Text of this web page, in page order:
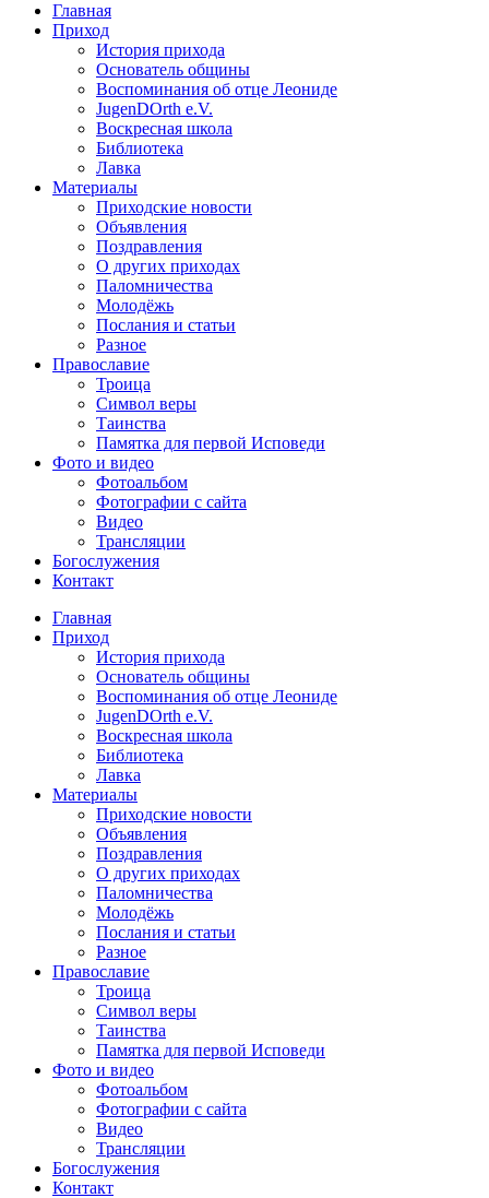
Главная
Приход
История прихода
Основатель общины
Воспоминания об отце Леониде
JugenDOrth e.V.
Воскресная школа
Библиотека
Лавка
Материалы
Приходские новости
Объявления
Поздравления
О других приходах
Паломничества
Молодёжь
Послания и статьи
Разное
Православие
Троица
Символ веры
Таинства
Памятка для первой Исповеди
Фото и видео
Фотоальбом
Фотографии с сайта
Видео
Трансляции
Богослужения
Контакт
Главная
Приход
История прихода
Основатель общины
Воспоминания об отце Леониде
JugenDOrth e.V.
Воскресная школа
Библиотека
Лавка
Материалы
Приходские новости
Объявления
Поздравления
О других приходах
Паломничества
Молодёжь
Послания и статьи
Разное
Православие
Троица
Символ веры
Таинства
Памятка для первой Исповеди
Фото и видео
Фотоальбом
Фотографии с сайта
Видео
Трансляции
Богослужения
Контакт